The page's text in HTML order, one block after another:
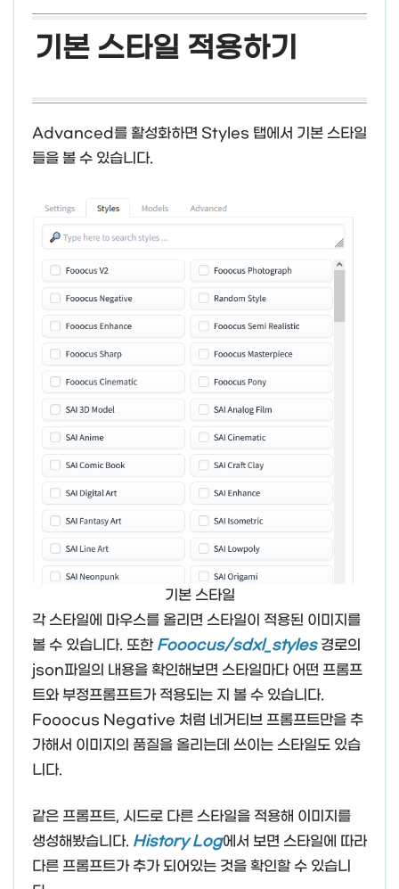
기본 스타일 적용하기
Advanced를 활성화하면 Styles 탭에서 기본 스타일
들을 볼 수 있습니다.
기본 스타일
각 스타일에 마우스를 올리면 스타일이 적용된 이미지를
볼 수 있습니다. 또한 Fooocus/sdxl_styles경로의
json파일의 내용을 확인해보면 스타일마다 어떤 프롬프
트와 부정프롬프트가 적용되는 지 볼 수 있습니다.
Fooocus Negative 처럼 네거티브 프롬프트만을 추
가해서 이미지의 품질을 올리는데 쓰이는 스타일도 있습
니다.
같은 프롬프트, 시드로 다른 스타일을 적용해 이미지를
생성해봤습니다. History Log에서 보면 스타일에 따라
다른 프롬프트가 추가 되어있는 것을 확인할 수 있습니